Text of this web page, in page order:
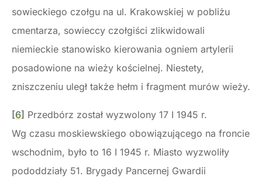
sowieckiego czołgu na ul. Krakowskiej w pobliżu
cmentarza, sowieccy czołgiści zlikwidowali
niemieckie stanowisko kierowania ogniem artylerii
posadowione na wieży kościelnej. Niestety,
zniszczeniu uległ także hełm i fragment murów wieży.
[6] Przedbórz został wyzwolony 17 I 1945 r.
Wg czasu moskiewskiego obowiązującego na froncie
wschodnim, było to 16 I 1945 r. Miasto wyzwoliły
pododdziały 51. Brygady Pancernej Gwardii